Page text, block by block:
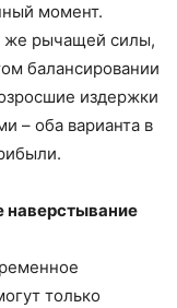
момент.
рычащей силы,
балансировании
издержки
– оба варианта в
наверстывание
только